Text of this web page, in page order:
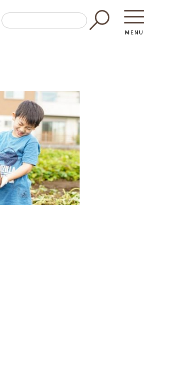
MENU
認証者一覧
材を使った料理教室